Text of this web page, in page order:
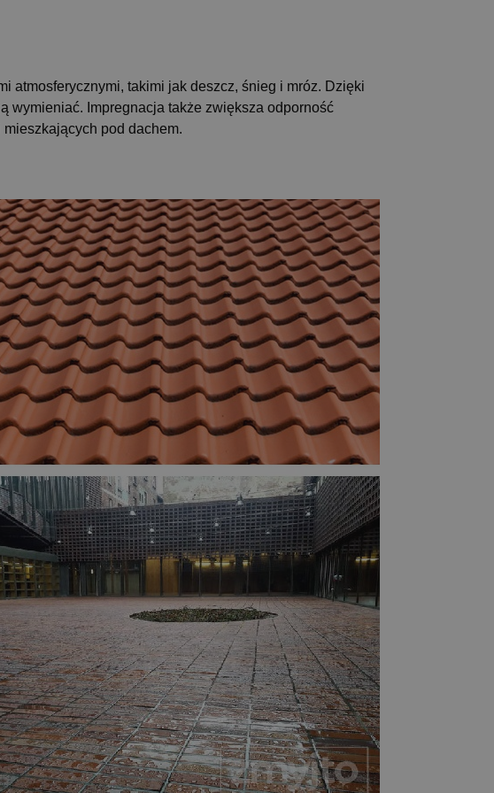
atmosferycznymi, takimi jak deszcz, śnieg i mróz. Dzięki
wymieniać. Impregnacja także zwiększa odporność
pod dachem.